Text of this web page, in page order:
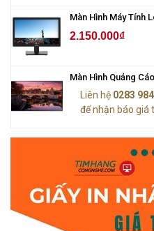
Màn Hình Máy Tính
2.150.000₫
Màn Hình Quảng
Liên hệ 0283
để nhận báo giá